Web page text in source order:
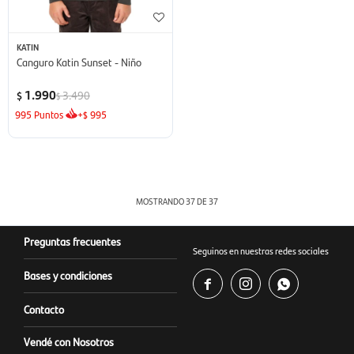
KATIN
Canguro Katin Sunset - Niño
$ 1.990$3.490
995 Puntos +$995
MOSTRANDO 37DE 37
Preguntas frecuentes
Bases y condiciones
Contacto
Vendé con Nosotros
Seguinos en nuestras redes sociales
  